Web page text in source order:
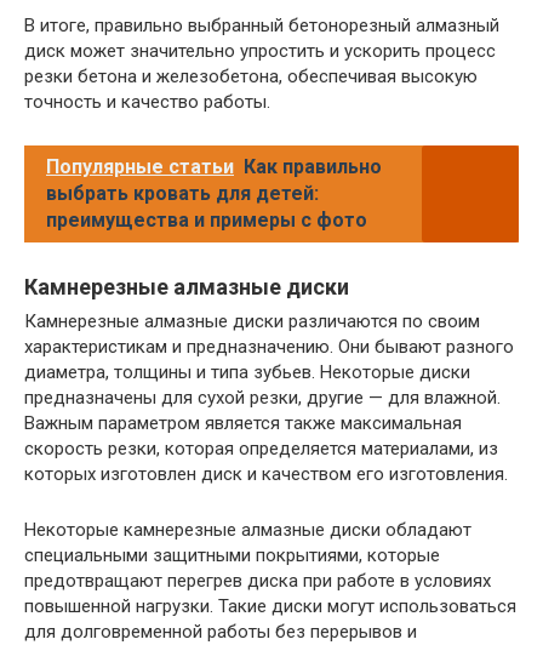
В итоге, правильно выбранный бетонорезный алмазный
диск может значительно упростить и ускорить процесс
резки бетона и железобетона, обеспечивая высокую
точность и качество работы.
Популярные статьи Как правильно
выбрать кровать для детей:
преимущества и примеры с фото
Камнерезные алмазные диски
Камнерезные алмазные диски различаются по своим
характеристикам и предназначению. Они бывают разного
диаметра, толщины и типа зубьев. Некоторые диски
предназначены для сухой резки, другие — для влажной.
Важным параметром является также максимальная
скорость резки, которая определяется материалами, из
которых изготовлен диск и качеством его изготовления.
Некоторые камнерезные алмазные диски обладают
специальными защитными покрытиями, которые
предотвращают перегрев диска при работе в условиях
повышенной нагрузки. Такие диски могут использоваться
для долговременной работы без перерывов и